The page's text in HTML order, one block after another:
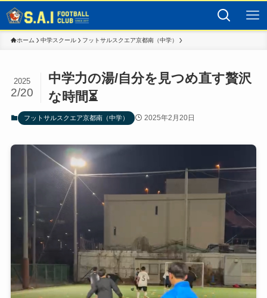
ホーム 中学スクール フットサルスクエア京都南（中学）
中学力の湯/自分を見つめ直す贅沢
な時間⏳
2025
2/20
フットサルスクエア京都南（中学） 2025年2月20日